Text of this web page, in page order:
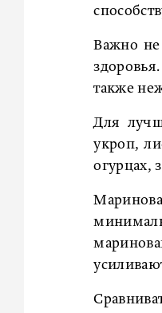
Важно не
также
Для
укроп,
огурцах,